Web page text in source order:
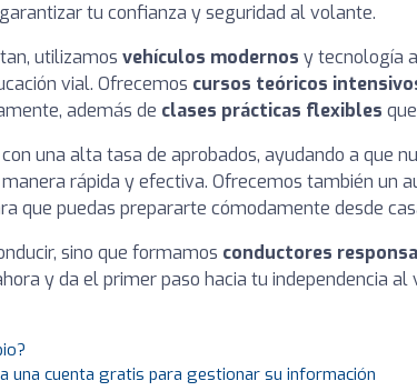
tu confianza y seguridad al volante.
utilizamos vehículos modernos y tecnología
vial. Ofrecemos cursos teóricos
además de clases prácticas flexibles
una alta tasa de aprobados, ayudando a que
rápida y efectiva. Ofrecemos también un
que puedas prepararte cómodamente desde
sino que formamos conductores
y da el primer paso hacia tu independencia al
una cuenta gratis para gestionar su información